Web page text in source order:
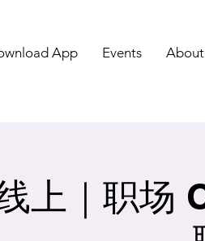
App Events About
上｜职场